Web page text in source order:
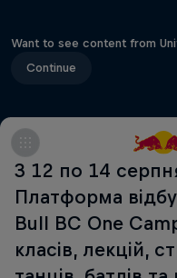
Want to see content from
Continue
З 12 по 14
Платформа
Bull BC One
класів, лекцій,